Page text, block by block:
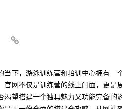
当下，游泳训练营和培训中心拥有一
官网不仅是训练营的线上门面，更是
渴望搭建一个独具魅力又功能完备的